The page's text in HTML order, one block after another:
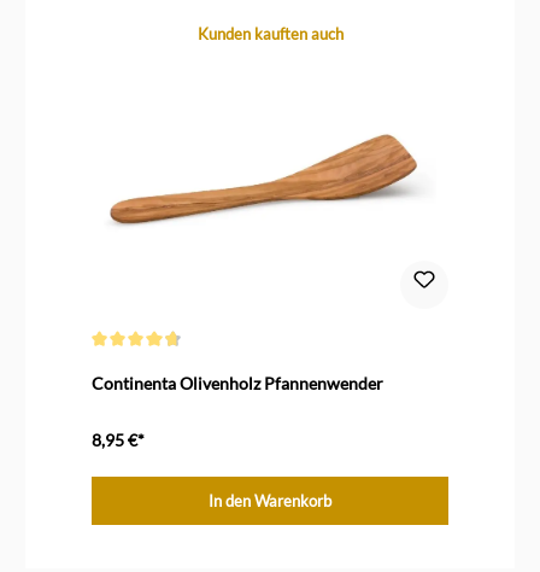
Produktgalerie überspringenKunden kauften auch
Continenta Olivenholz Pfannenwender
8,95 €*
In den Warenkorb